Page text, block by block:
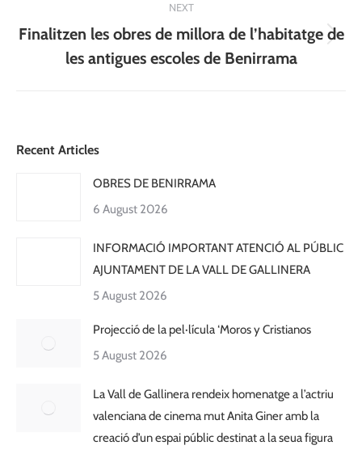
NEXT
Next
post:
Finalitzen les obres de millora de l’habitatge de
les antigues escoles de Benirrama
Recent Articles
OBRES DE BENIRRAMA
6 August 2026
INFORMACIÓ IMPORTANT ATENCIÓ AL PÚBLIC
AJUNTAMENT DE LA VALL DE GALLINERA
5 August 2026
Projecció de la pel·lícula ‘Moros y Cristianos
5 August 2026
La Vall de Gallinera rendeix homenatge a l’actriu
valenciana de cinema mut Anita Giner amb la
creació d’un espai públic destinat a la seua figura